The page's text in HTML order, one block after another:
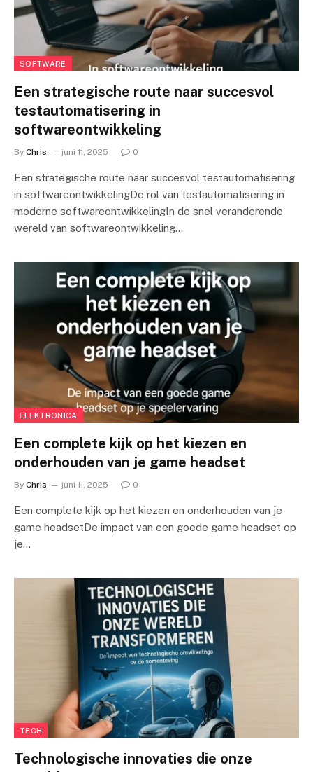
SOFTWARE
Een strategische route naar succesvol
testautomatisering in
softwareontwikkeling
By Chris juni 11, 2025 0
Een strategische route naar succesvol testautomatisering
in softwareontwikkelingDe rol van testautomatisering in
moderne softwareontwikkelingIn de snel veranderende
wereld van softwareontwikkeling…
ELEKTRONICA
Een complete kijk op het kiezen en
onderhouden van je game headset
By Chris juni 11, 2025 0
Een complete kijk op het kiezen en onderhouden van je
game headsetDe impact van een goede game headset op
je…
TECH
Technologische innovaties die onze